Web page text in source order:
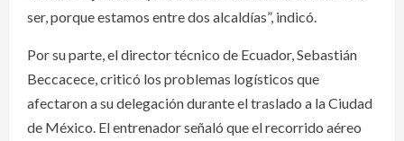
ser, porque estamos entre dos alcaldías”, indicó.
Por su parte, el director técnico de Ecuador, Sebastián
Beccacece, criticó los problemas logísticos que
afectaron a su delegación durante el traslado a la Ciudad
de México. El entrenador señaló que el recorrido aéreo